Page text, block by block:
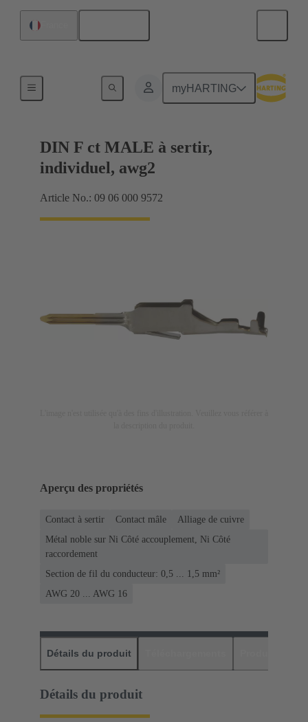
myHARTING
DIN F ct MALE à sertir,
individuel, awg2
Article No.: 09 06 000 9572
Aperçu des propriétés
Contact à sertir Contact mâle
Alliage de cuivre
Métal noble sur Ni Côté accouplement, Ni Côté
raccordement
Section de fil du conducteur: 0,5 ... 1,5 mm²
AWG 20 ... AWG 16
Détails du produit
Détails du produit